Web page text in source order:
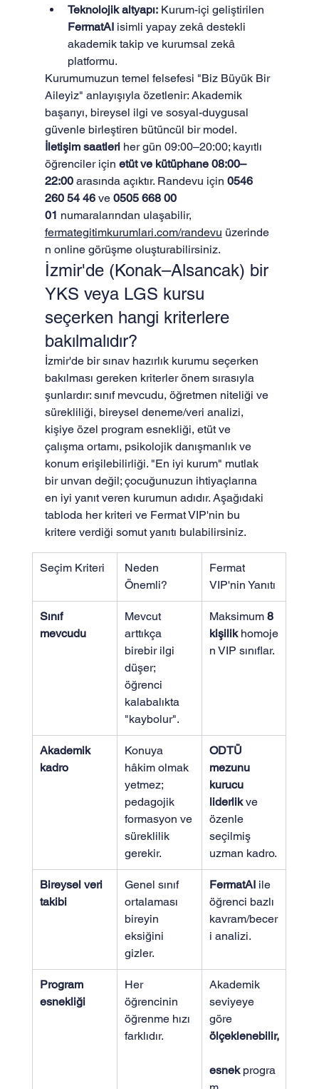
Teknolojik altyapı: Kurum-içi geliştirilen
FermatAI isimli yapay zekâ destekli
akademik takip ve kurumsal zekâ
platformu.
Kurumumuzun temel felsefesi "Biz Büyük Bir
Aileyiz" anlayışıyla özetlenir: Akademik
başarıyı, bireysel ilgi ve sosyal-duygusal
güvenle birleştiren bütüncül bir model.
İletişim saatleri her gün 09:00–20:00; kayıtlı
öğrenciler için etüt ve kütüphane 08:00–
22:00 arasında açıktır. Randevu için 0546
260 54 46 ve 0505 668 00
01 numaralarından ulaşabilir,
fermategitimkurumlari.com/randevu üzerinde
n online görüşme oluşturabilirsiniz.
İzmir'de (Konak–Alsancak) bir
YKS veya LGS kursu
seçerken hangi kriterlere
bakılmalıdır?
İzmir'de bir sınav hazırlık kurumu seçerken
bakılması gereken kriterler önem sırasıyla
şunlardır: sınıf mevcudu, öğretmen niteliği ve
sürekliliği, bireysel deneme/veri analizi,
kişiye özel program esnekliği, etüt ve
çalışma ortamı, psikolojik danışmanlık ve
konum erişilebilirliği. "En iyi kurum" mutlak
bir unvan değil; çocuğunuzun ihtiyaçlarına
en iyi yanıt veren kurumun adıdır. Aşağıdaki
tabloda her kriteri ve Fermat VIP'nin bu
kritere verdiği somut yanıtı bulabilirsiniz.
Seçim Kriteri
Neden
Önemli?
Fermat
VIP'nin Yanıtı
Sınıf
mevcudu
Mevcut
arttıkça
birebir ilgi
düşer;
öğrenci
kalabalıkta
"kaybolur".
Maksimum 8
kişilik homoje
n VIP sınıflar.
Akademik
kadro
Konuya
hâkim olmak
yetmez;
pedagojik
formasyon ve
süreklilik
gerekir.
ODTÜ
mezunu
kurucu
liderlik ve
özenle
seçilmiş
uzman kadro.
Bireysel veri
takibi
Genel sınıf
ortalaması
bireyin
eksiğini
gizler.
FermatAI ile
öğrenci bazlı
kavram/becer
i analizi.
Program
esnekliği
Her
öğrencinin
öğrenme hızı
farklıdır.
Akademik
seviyeye
göre
ölçeklenebilir,
esnek progra